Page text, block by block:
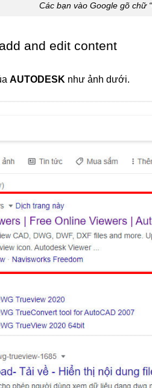
Các bạn vào Google gõ chữ
and edit content
AUTODESK như ảnh dưới.